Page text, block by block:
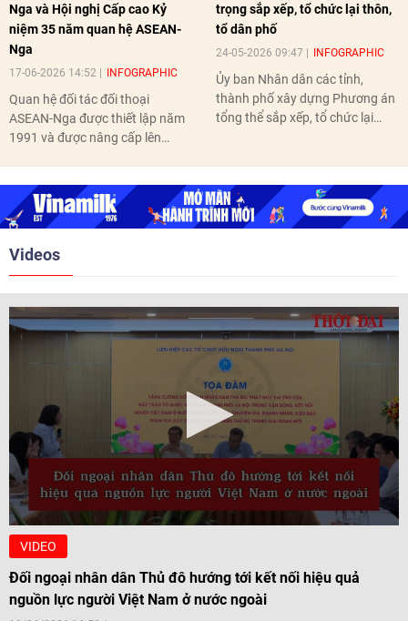
Nga và Hội nghị Cấp cao Kỷ
niệm 35 năm quan hệ ASEAN-
Nga
17-06-2026 14:52 INFOGRAPHIC
Quan hệ đối tác đối thoại
ASEAN-Nga được thiết lập năm
1991 và được nâng cấp lên
nghị Cấp cao vào các năm 2005,
2010, 2016, 2018, 2021.
trọng sắp xếp, tổ chức lại thôn,
tổ dân phố
24-05-2026 09:47 INFOGRAPHIC
Ủy ban Nhân dân các tỉnh,
thành phố xây dựng Phương án
tổng thể sắp xếp, tổ chức lại
Videos
VIDEO
Đối ngoại nhân dân Thủ đô hướng tới kết nối hiệu quả
nguồn lực người Việt Nam ở nước ngoài